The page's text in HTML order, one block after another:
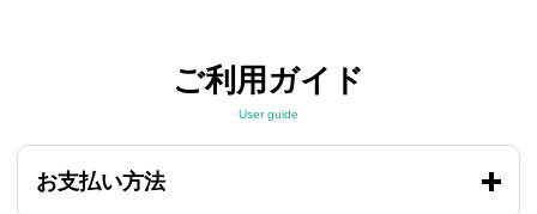
ご利用ガイド
User guide
お支払い方法